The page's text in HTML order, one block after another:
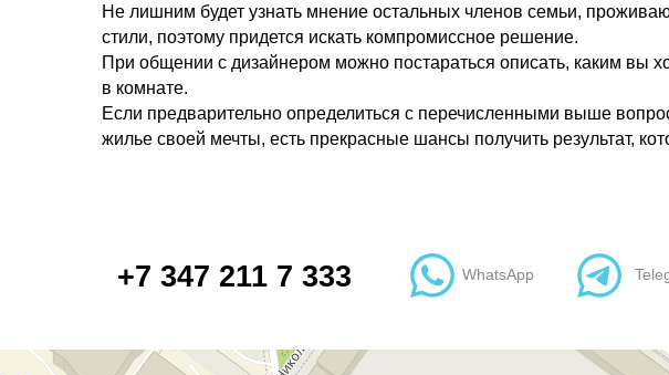
Не лишним будет узнать мнение остальных членов семьи,
стили, поэтому придется искать компромиссное решение.
При общении с дизайнером можно постараться описать, каким вы
в комнате.
Если предварительно определиться с перечисленными выше
жилье своей мечты, есть прекрасные шансы получить результат,
+7 347 211 7 333 WhatsApp